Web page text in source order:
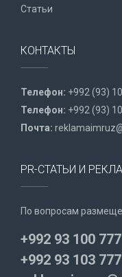
Статьи
КОНТАКТЫ
Телефон: +992 (93)
Телефон: +992 (93)
Почта:
PR-СТАТЬИ И
По вопросам
+992 93 100
+992 93 103